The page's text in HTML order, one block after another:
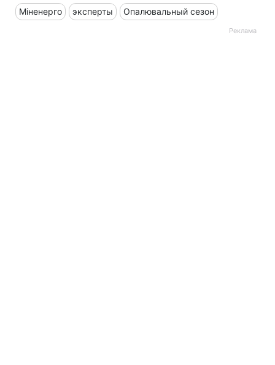
Міненерго эксперты Опалювальный сезон